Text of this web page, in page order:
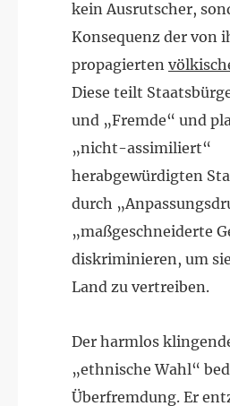
kein Ausrutscher,
Konsequenz der von
propagierten
Diese teilt
und „Fremde“ und
„nicht-assimiliert“
herabgewürdigten
durch
„maßgeschneiderte
diskriminieren, um
Land zu vertreiben.
Der harmlos
„ethnische Wahl“
Überfremdung. Er